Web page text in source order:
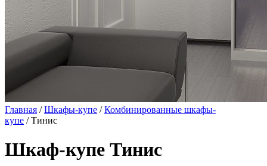
Главная /Шкафы-купе /Комбинированные шкафы-
купе / Тинис
Шкаф-купе Тинис